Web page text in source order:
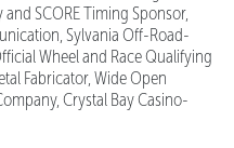
SCORE Timing Sponsor,
Sylvania Off-Road-
Wheel and Race Qualifying
Fabricator, Wide Open
Crystal Bay Casino-